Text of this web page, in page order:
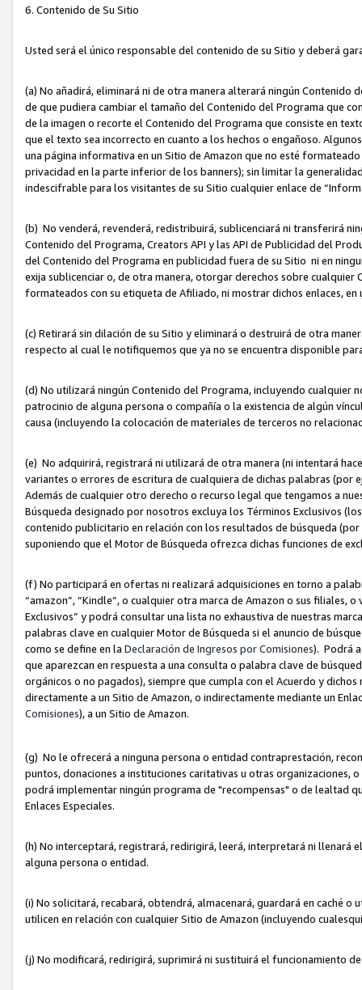
6. Contenido de Su Sitio
Usted será el único responsable del contenido de su Sitio y deberá
(a) No añadirá, eliminará ni de otra manera alterará ningún
de que pudiera cambiar el tamaño del Contenido del Programa que
de la imagen o recorte el Contenido del Programa que consiste en
que el texto sea incorrecto en cuanto a los hechos o engañoso.
una página informativa en un Sitio de Amazon que no esté
privacidad en la parte inferior de los banners); sin limitar la
indescifrable para los visitantes de su Sitio cualquier enlace de
(b) No venderá, revenderá, redistribuirá, sublicenciará ni transferirá
Contenido del Programa, Creators API y las API de Publicidad del
del Contenido del Programa en publicidad fuera de su Sitio ni en
exija sublicenciar o, de otra manera, otorgar derechos sobre
formateados con su etiqueta de Afiliado, ni mostrar dichos enlaces,
(c) Retirará sin dilación de su Sitio y eliminará o destruirá de otra
respecto al cual le notifiquemos que ya no se encuentra disponible
(d) No utilizará ningún Contenido del Programa, incluyendo cualquier
patrocinio de alguna persona o compañía o la existencia de algún
causa (incluyendo la colocación de materiales de terceros no
(e) No adquirirá, registrará ni utilizará de otra manera (ni intentará
variantes o errores de escritura de cualquiera de dichas palabras (por
Además de cualquier otro derecho o recurso legal que tengamos a
Búsqueda designado por nosotros excluya los Términos Exclusivos
contenido publicitario en relación con los resultados de búsqueda
suponiendo que el Motor de Búsqueda ofrezca dichas funciones de
(f) No participará en ofertas ni realizará adquisiciones en torno a
“amazon”, “Kindle”, o cualquier otra marca de Amazon o sus filiales,
Exclusivos” y podrá consultar una lista no exhaustiva de nuestras
palabras clave en cualquier Motor de Búsqueda si el anuncio de
como se define en la Declaración de Ingresos por Comisiones). Podrá
que aparezcan en respuesta a una consulta o palabra clave de
orgánicos o no pagados), siempre que cumpla con el Acuerdo y
directamente a un Sitio de Amazon, o indirectamente mediante un
Comisiones), a un Sitio de Amazon.
(g) No le ofrecerá a ninguna persona o entidad contraprestación,
puntos, donaciones a instituciones caritativas u otras organizaciones,
podrá implementar ningún programa de "recompensas" o de lealtad
Enlaces Especiales.
(h) No interceptará, registrará, redirigirá, leerá, interpretará ni
alguna persona o entidad.
(i) No solicitará, recabará, obtendrá, almacenará, guardará en caché
utilicen en relación con cualquier Sitio de Amazon (incluyendo
(j) No modificará, redirigirá, suprimirá ni sustituirá el funcionamiento